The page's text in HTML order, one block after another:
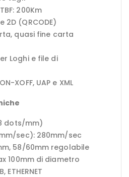
200Km
2D (QRCODE)
quasi fine carta
Loghi e file di
XOFF, UAP e XML
dots/mm)
sec): 280mm/sec
58/60mm regolabile
100mm di diametro
ETHERNET